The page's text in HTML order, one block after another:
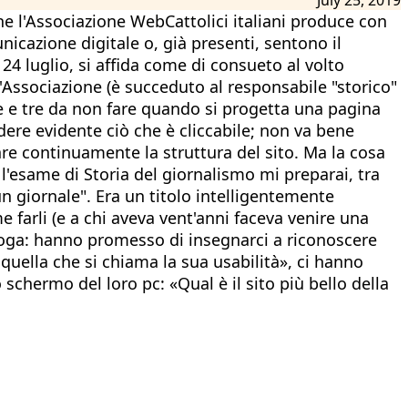
l'Associazione WebCattolici italiani produce con
digitale o, già presenti, sentono il
luglio, si affida come di consueto al volto
(è succeduto al responsabile "storico"
e tre da non fare quando si progetta una pagina
evidente ciò che è cliccabile; non va bene
continuamente la struttura del sito. Ma la cosa
di Storia del giornalismo mi preparai, tra
giornale". Era un titolo intelligentemente
(e a chi aveva vent'anni faceva venire una
hanno promesso di insegnarci a riconoscere
che si chiama la sua usabilità», ci hanno
del loro pc: «Qual è il sito più bello della